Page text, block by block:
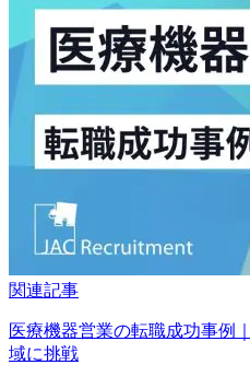
関連記事
医療機器営業の転職成功事例
域に挑戦